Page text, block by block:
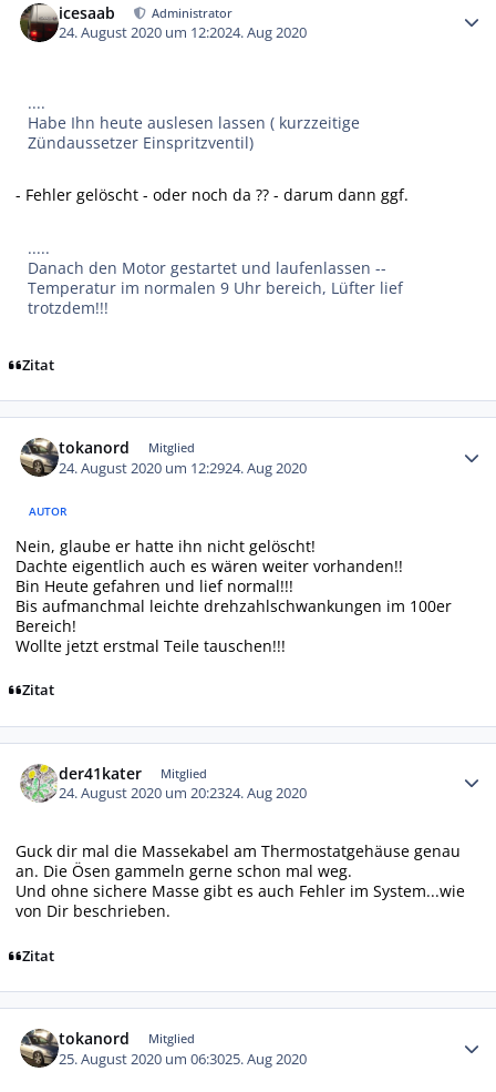
icesaab Administrator
24. August 2020 um 12:2024. Aug 2020
....
Habe Ihn heute auslesen lassen ( kurzzeitige
Zündaussetzer Einspritzventil)
- Fehler gelöscht - oder noch da ?? - darum dann ggf.
.....
Danach den Motor gestartet und laufenlassen --
Temperatur im normalen 9 Uhr bereich, Lüfter lief
trotzdem!!!
Zitat
tokanord Mitglied
24. August 2020 um 12:2924. Aug 2020
AUTOR
Nein, glaube er hatte ihn nicht gelöscht!
Dachte eigentlich auch es wären weiter vorhanden!!
Bin Heute gefahren und lief normal!!!
Bis aufmanchmal leichte drehzahlschwankungen im 100er
Bereich!
Wollte jetzt erstmal Teile tauschen!!!
Zitat
der41kater Mitglied
24. August 2020 um 20:2324. Aug 2020
Guck dir mal die Massekabel am Thermostatgehäuse genau
an. Die Ösen gammeln gerne schon mal weg.
Und ohne sichere Masse gibt es auch Fehler im System...wie
von Dir beschrieben.
Zitat
tokanord Mitglied
25. August 2020 um 06:3025. Aug 2020